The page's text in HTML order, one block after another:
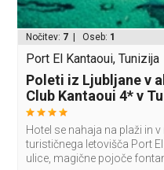
Nočitev: 7 | Oseb: 1
Port El Kantaoui, Tunizija
Poleti iz Ljubljane v
Club Kantaoui 4* v
Hotel se nahaja na plaži in
turističnega letovišča Port
ulice, magične pojoče